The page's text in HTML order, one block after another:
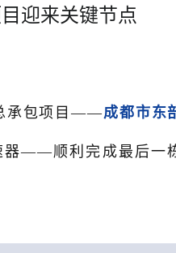
迎来关键节点
承包项目——成都市东
——顺利完成最后一